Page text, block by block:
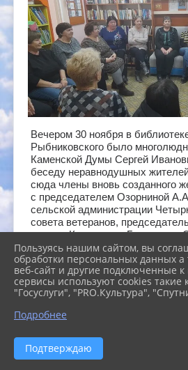
Вечером 30 ноября в
Рыбниковского было
Каменской Думы Сергей
беседу неравнодушных
сюда члены вновь созданного
с председателем Озорниной
сельской администрации
совета ветеранов,
палаты Каменского Городского
З.К. участники клуба общения
Встреча началась с того, что
мероприятия поблагодарили за
пообщаться со своим
проблемы нашего села. Сергей
рассказал о работе Думы и о
округе, например, в нашем селе
непосредственном участии
газовой катальной, построена
сада, готовы документы для
Пользуясь нашим сайтом, вы
обработки персональных данных
веб-сайт и другие подключенные к
сервисы используют cookies такие
"Госуслуги", "PRO.Культура",
Подробнее
Подтверждаю